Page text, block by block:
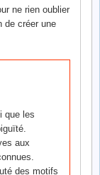
ne rien oublier
de créer une
que les
aux
des motifs